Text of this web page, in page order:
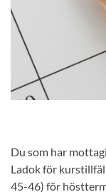
Du som har
Ladok för
45-46) för